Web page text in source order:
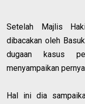
Setelah Majlis
dibacakan oleh
dugaan kasus
menyampaikan
Hal ini dia